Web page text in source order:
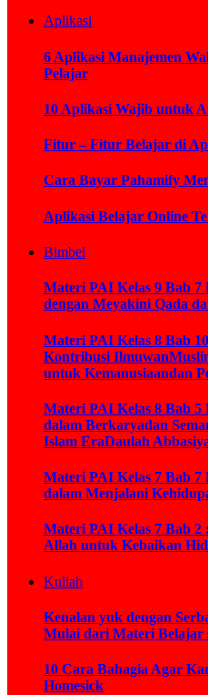
Aplikasi
6 Aplikasi Manajemen
Pelajar
10 Aplikasi Wajib untuk
Fitur – Fitur Belajar di
Cara Bayar Pahamify
Aplikasi Belajar Online
Bimbel
Materi PAI Kelas 9 Bab 7
dengan Meyakini Qada
Materi PAI Kelas 8 Bab
Kontribusi
untuk Kemanusiaandan
Materi PAI Kelas 8 Bab
dalam Berkaryadan
Islam EraDaulah
Materi PAI Kelas 7 Bab
dalam Menjalani
Materi PAI Kelas 7 Bab 2
Allah untuk Kebaikan
Kuliah
Kenalan yuk dengan
Mulai dari Materi Belajar
10 Cara Bahagia Agar
Homesick